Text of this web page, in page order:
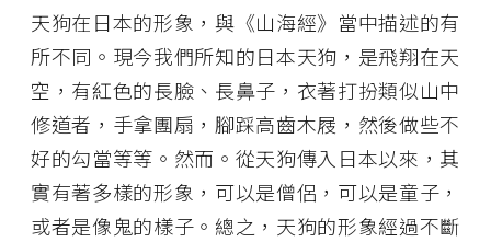
天狗在日本的形象，與《山海經》當中描述的有
所不同。現今我們所知的日本天狗，是飛翔在天
空，有紅色的長臉、長鼻子，衣著打扮類似山中
修道者，手拿團扇，腳踩高齒木屐，然後做些不
好的勾當等等。然而。從天狗傳入日本以來，其
實有著多樣的形象，可以是僧侶，可以是童子，
或者是像鬼的樣子。總之，天狗的形象經過不斷